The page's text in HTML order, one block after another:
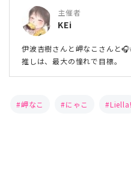
主催者
KEi
伊波杏樹さんと岬なこさんと
推しは、最大の憧れで目標。
岬なこ にゃこ Liella!